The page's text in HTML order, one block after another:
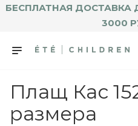
БЕСПЛАТНАЯ
3000
Плащ Кас
размера